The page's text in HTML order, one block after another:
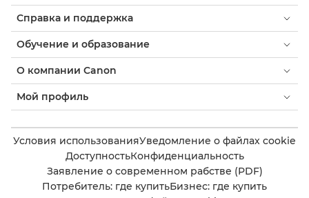
Справка и поддержка
Обучение и образование
О компании Canon
Мой профиль
Условия использованияУведомление о файлах cookie
ДоступностьКонфиденциальность
Заявление о современном рабстве (PDF)
Потребитель: где купитьБизнес: где купить